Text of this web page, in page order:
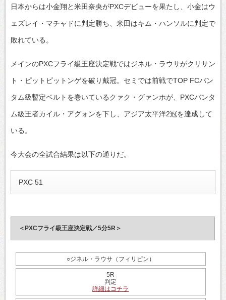
日本からは小金翔と米田奈央がPXCデビューを果たし、小金はウ
ェズレイ・マチャドに判定勝ち、米田はキム・ハンソルに判定で
敗れている。
メインのPXCフライ級王座決定戦ではジネル・ラウサがクリサン
ト・ピットピットンゲを破り戴冠。セミでは前戦でTOP FCバン
タム級暫定ベルトを巻いているクァク・グァンホが、PXCバンタ
ム級王者カイル・アグォンを下し、アジア太平洋2冠を達成して
いる。
今大会の全試合結果は以下の通りだ。
PXC 51
＜PXCフライ級王座決定戦／5分5R＞
○ジネル・ラウサ（フィリピン）
5R
判定
詳細はコチラ